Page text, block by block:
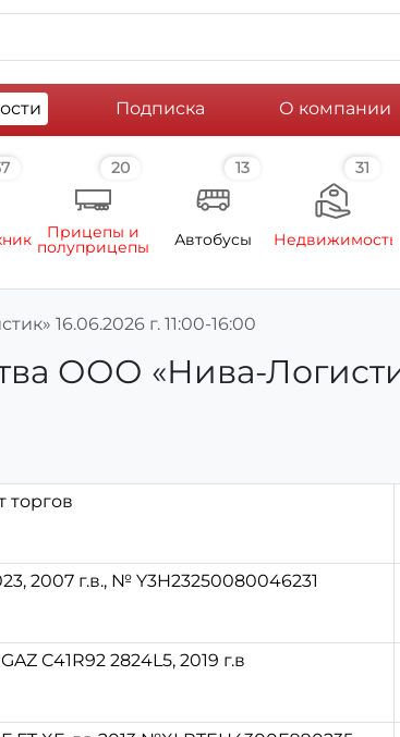
Подписка О компании
20
Прицепы и
полуприцепы
13
Автобусы
31
Недвижимость
16.06.2026 г. 11:00-16:00
ООО «Нива-
торгов
2007 г.в., № Y3H23250080046231
C41R92 2824L5, 2019 г.в